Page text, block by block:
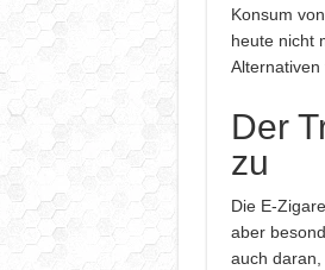
Konsum
heute nicht
Der
zu
Die E-
aber
auch